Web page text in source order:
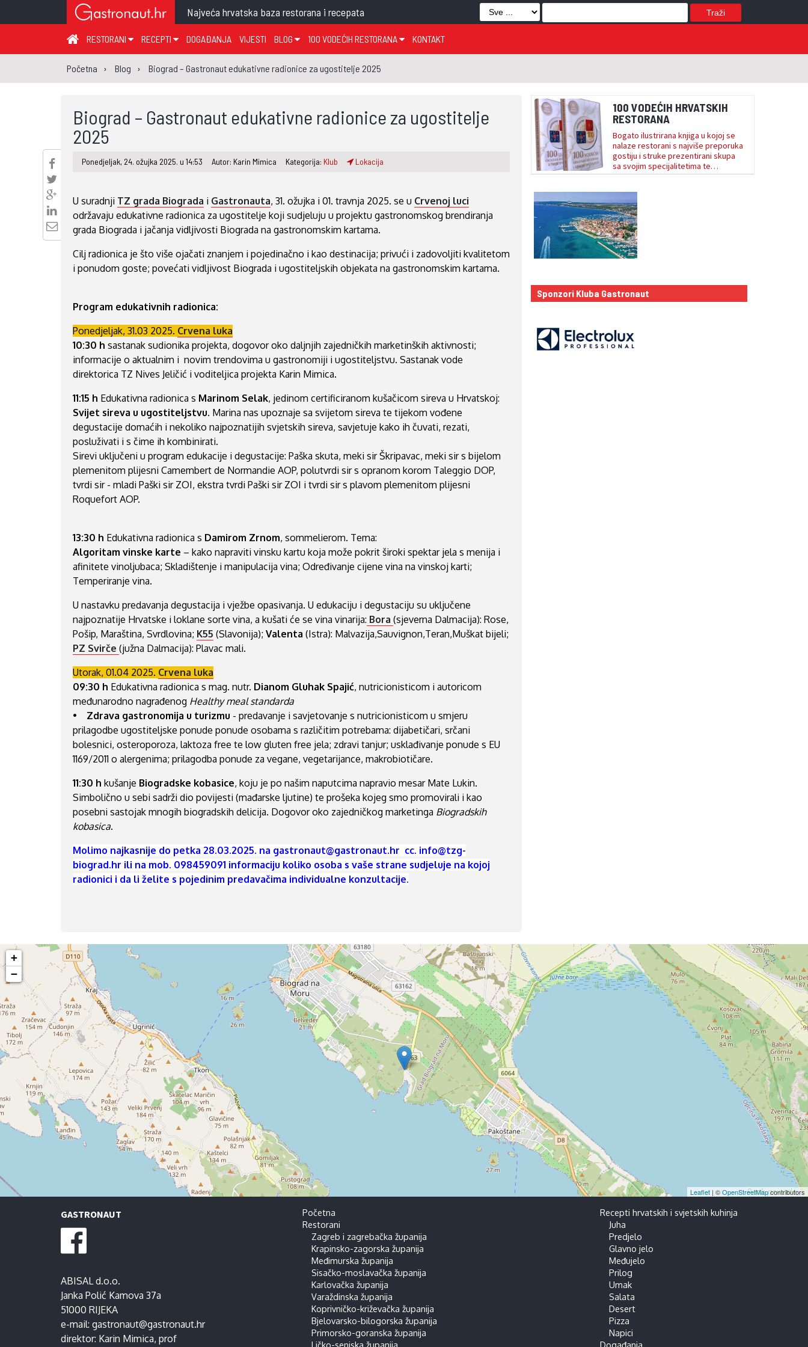
Najveća hrvatska baza restorana i recepata Traži
RESTORANI
ZAGREB I ZAGREBAČKA ŽUPANIJA
KRAPINSKO-ZAGORSKA ŽUPANIJA
MEĐIMURSKA ŽUPANIJA
SISAČKO-MOSLAVAČKA ŽUPANIJA
KOPRIVNIČKO-KRIŽEVAČKA ŽUPANIJA
BJELOVARSKO-BILOGORSKA ŽUPANIJA
PRIMORSKO-GORANSKA ŽUPANIJA
VIROVITIČKO-PODRAVSKA ŽUPANIJA
POŽEŠKO-SLAVONSKA ŽUPANIJA
OSJEČKO-BARANJSKA ŽUPANIJA
ŠIBENSKO-KNINSKA ŽUPANIJA
VUKOVARSKO-SRIJEMSKA ŽUPANIJA
SPLITSKO-DALMATINSKA ŽUPANIJA
ISTARSKA ŽUPANIJA
DUBROVAČKO-NERETVANSKA ŽUPANIJA
RECEPTI
JUHA
PREDJELO
GLAVNO JELO
MEĐUJELO
SALATA
DESERT
DOGAĐANJA VIJESTI BLOG
TEMA TJEDNA
KLUB
GASTRO REGIJE
100 VODEĆIH RESTORANA
GLASANJE
KONTAKT
Početna Blog Biograd – Gastronaut edukativne radionice za ugostitelje 2025
Biograd – Gastronaut edukativne radionice za ugostitelje
2025
Ponedjeljak, 24. ožujka 2025. u 14:53 Autor: Karin Mimica Kategorija: Klub Lokacija
U suradnji TZ grada Biograda i Gastronauta, 31. ožujka i 01. travnja 2025. se u Crvenoj luci
održavaju edukativne radionica za ugostitelje koji sudjeluju u projektu gastronomskog brendiranja
grada Biograda i jačanja vidljivosti Biograda na gastronomskim kartama.
Cilj radionica je što više ojačati znanjem i pojedinačno i kao destinacija; privući i zadovoljiti kvalitetom
i ponudom goste; povećati vidljivost Biograda i ugostiteljskih objekata na gastronomskim kartama.
Program edukativnih radionica:
Ponedjeljak, 31.03 2025. Crvena luka
10:30 h sastanak sudionika projekta, dogovor oko daljnjih zajedničkih marketinških aktivnosti;
informacije o aktualnim i novim trendovima u gastronomiji i ugostiteljstvu. Sastanak vode
direktorica TZ Nives Jeličić i voditeljica projekta Karin Mimica.
11:15 h Edukativna radionica s Marinom Selak, jedinom certificiranom kušačicom sireva u Hrvatskoj:
Svijet sireva u ugostiteljstvu. Marina nas upoznaje sa svijetom sireva te tijekom vođene
degustacije domaćih i nekoliko najpoznatijih svjetskih sireva, savjetuje kako ih čuvati, rezati,
posluživati i s čime ih kombinirati.
Sirevi uključeni u program edukacije i degustacije: Paška skuta, meki sir Škripavac, meki sir s bijelom
plemenitom plijesni Camembert de Normandie AOP, polutvrdi sir s opranom korom Taleggio DOP,
tvrdi sir - mladi Paški sir ZOI, ekstra tvrdi Paški sir ZOI i tvrdi sir s plavom plemenitom plijesni
Roquefort AOP.
13:30 h Edukativna radionica s Damirom Zrnom, sommelierom. Tema:
Algoritam vinske karte – kako napraviti vinsku kartu koja može pokrit široki spektar jela s menija i
afinitete vinoljubaca; Skladištenje i manipulacija vina; Određivanje cijene vina na vinskoj karti;
Temperiranje vina.
U nastavku predavanja degustacija i vježbe opasivanja. U edukaciju i degustaciju su uključene
najpoznatije Hrvatske i loklane sorte vina, a kušati će se vina vinarija: Bora (sjeverna Dalmacija): Rose,
Pošip, Maraština, Svrdlovina; K55 (Slavonija); Valenta (Istra): Malvazija,Sauvignon,Teran,Muškat bijeli;
PZ Svirče (južna Dalmacija): Plavac mali.
Utorak, 01.04 2025. Crvena luka
09:30 h Edukativna radionica s mag. nutr. Dianom Gluhak Spajić, nutricionisticom i autoricom
međunarodno nagrađenog Healthy meal standarda
• Zdrava gastronomija u turizmu - predavanje i savjetovanje s nutricionisticom u smjeru
prilagodbe ugostiteljske ponude ponude osobama s različitim potrebama: dijabetičari, srčani
bolesnici, osteroporoza, laktoza free te low gluten free jela; zdravi tanjur; usklađivanje ponude s EU
1169/2011 o alergenima; prilagodba ponude za vegane, vegetarijance, makrobiotičare.
11:30 h kušanje Biogradske kobasice, koju je po našim naputcima napravio mesar Mate Lukin.
Simbolično u sebi sadrži dio povijesti (mađarske ljutine) te prošeka kojeg smo promovirali i kao
posebni sastojak mnogih biogradskih delicija. Dogovor oko zajedničkog marketinga Biogradskih
kobasica.
Molimo najkasnije do petka 28.03.2025. na gastronaut@gastronaut.hr cc. info@tzg-
biograd.hr ili na mob. 098459091 informaciju koliko osoba s vaše strane sudjeluje na kojoj
radionici i da li želite s pojedinim predavačima individualne konzultacije.
100 VODEĆIH HRVATSKIH
RESTORANA
Bogato ilustrirana knjiga u kojoj se
nalaze restorani s najviše preporuka
gostiju i struke prezentirani skupa
sa svojim specijalitetima te
prirodnim i kulturnim okružjem.
Sponzori Kluba Gastronaut
+
−
Leaflet | ©OpenStreetMapcontributors
GASTRONAUT
ABISAL d.o.o.
Janka Polić Kamova 37a
51000 RIJEKA
e-mail: gastronaut@gastronaut.hr
direktor: Karin Mimica, prof
Početna
Restorani
Zagreb i zagrebačka županija
Krapinsko-zagorska županija
Međimurska županija
Sisačko-moslavačka županija
Karlovačka županija
Varaždinska županija
Koprivničko-križevačka županija
Bjelovarsko-bilogorska županija
Primorsko-goranska županija
Ličko-senjska županija
Recepti hrvatskih i svjetskih kuhinja
Juha
Predjelo
Glavno jelo
Međujelo
Prilog
Umak
Salata
Desert
Pizza
Napici
Događanja